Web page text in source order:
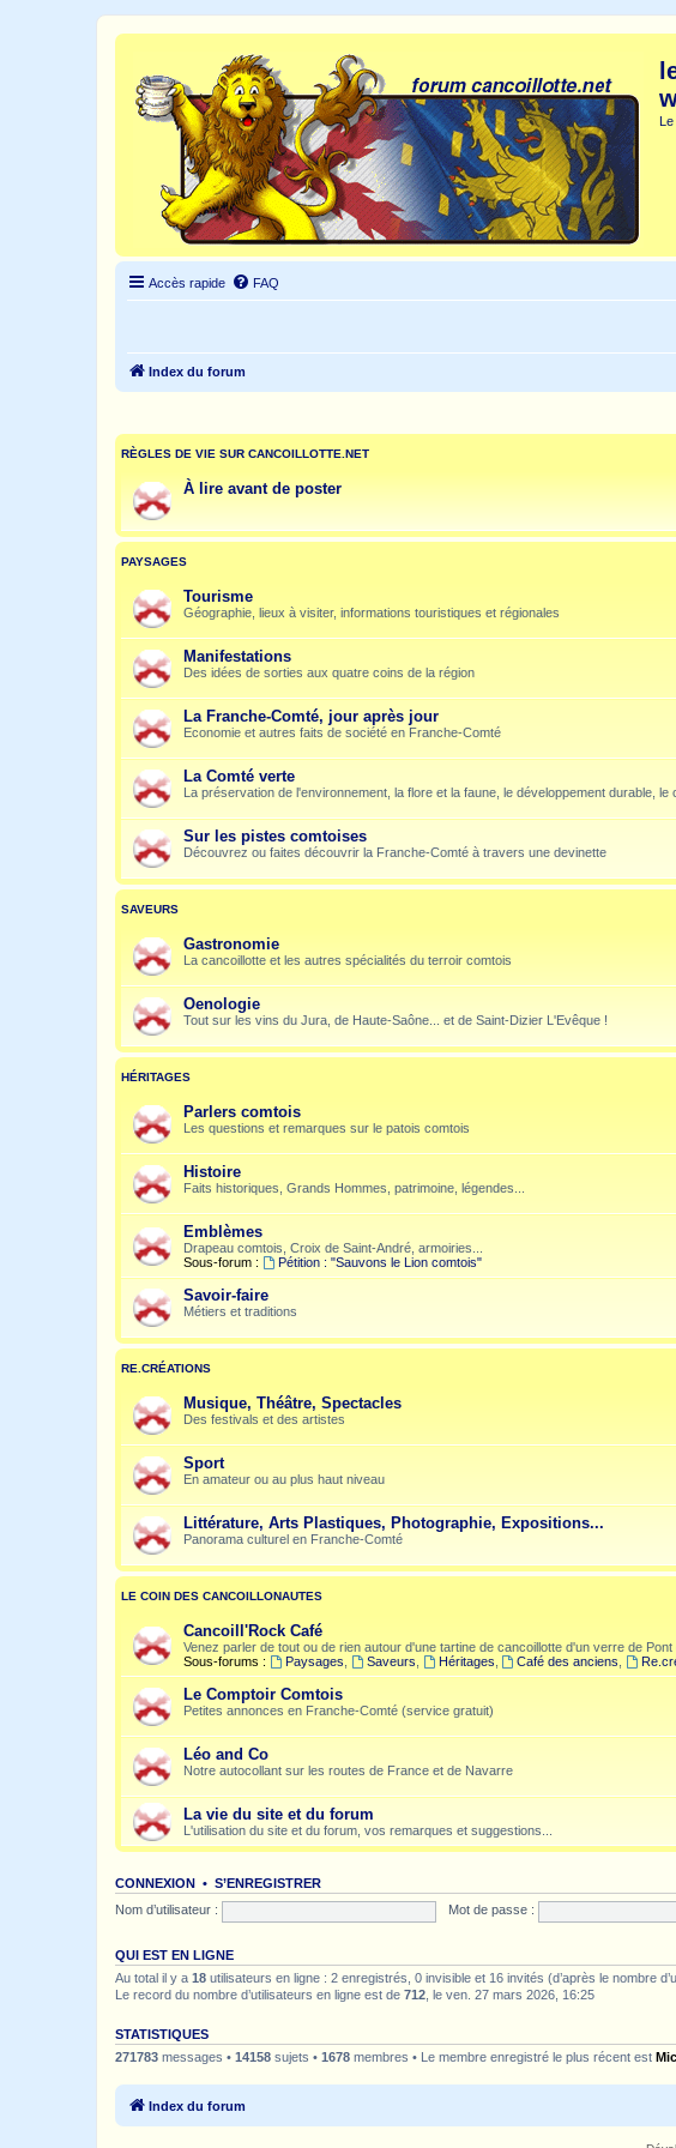
Le
Accès rapide FAQ
Index du forum
RÈGLES DE VIE SUR CANCOILLOTTE.NET
À lire avant de poster
PAYSAGES
Tourisme
Géographie, lieux à visiter, informations touristiques et régionales
Manifestations
Des idées de sorties aux quatre coins de la région
La Franche-Comté, jour après jour
Economie et autres faits de société en Franche-Comté
La Comté verte
La préservation de l'environnement, la flore et la faune, le développement durable, le
Sur les pistes comtoises
Découvrez ou faites découvrir la Franche-Comté à travers une devinette
SAVEURS
Gastronomie
La cancoillotte et les autres spécialités du terroir comtois
Oenologie
Tout sur les vins du Jura, de Haute-Saône... et de Saint-Dizier L'Evêque !
HÉRITAGES
Parlers comtois
Les questions et remarques sur le patois comtois
Histoire
Faits historiques, Grands Hommes, patrimoine, légendes...
Emblèmes
Drapeau comtois, Croix de Saint-André, armoiries...
Sous-forum :
Pétition : "Sauvons le Lion comtois"
Savoir-faire
Métiers et traditions
RE.CRÉATIONS
Musique, Théâtre, Spectacles
Des festivals et des artistes
Sport
En amateur ou au plus haut niveau
Littérature, Arts Plastiques, Photographie, Expositions...
Panorama culturel en Franche-Comté
LE COIN DES CANCOILLONAUTES
Cancoill'Rock Café
Venez parler de tout ou de rien autour d'une tartine de cancoillotte d'un verre de Pont
Sous-forums :
Paysages Saveurs Héritages Café des anciens
Le Comptoir Comtois
Petites annonces en Franche-Comté (service gratuit)
Léo and Co
Notre autocollant sur les routes de France et de Navarre
La vie du site et du forum
L'utilisation du site et du forum, vos remarques et suggestions...
CONNEXION • S’ENREGISTRER
Nom d’utilisateur :
Mot de passe :
QUI EST EN LIGNE
Au total il y a 18 utilisateurs en ligne : 2 enregistrés, 0 invisible et 16 invités (d’après le nombre
Le record du nombre d’utilisateurs en ligne est de 712 , le ven. 27 mars 2026, 16:25
STATISTIQUES
271783 messages • 14158 sujets • 1678 membres • Le membre enregistré le plus récent est
Index du forum